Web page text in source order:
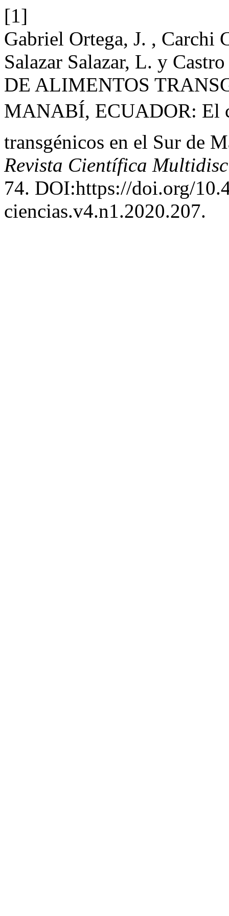
[1]
Gabriel Ortega, J. , Carchi
Salazar Salazar, L. y
DE ALIMENTOS
MANABÍ, ECUADOR: El
transgénicos en el Sur de
Revista Científica
74. DOI:https://doi.org/
ciencias.v4.n1.2020.207.